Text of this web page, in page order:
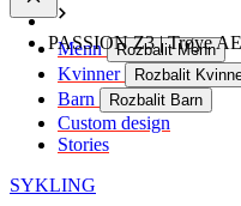
Menn Rozbalit Menn
Kvinner Rozbalit
Barn Rozbalit Barn
Custom design
Stories
SYKLING
PASSION Z3 | Trøye